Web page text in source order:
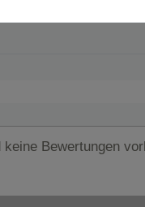
keine Bewertungen